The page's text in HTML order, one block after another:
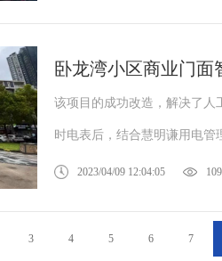
卧龙湾小区商业门面
该项目的成功改造，解决了人
时电表后，结合慧明谦用电
2023/04/09 12:04:05
3 4 5 6 7